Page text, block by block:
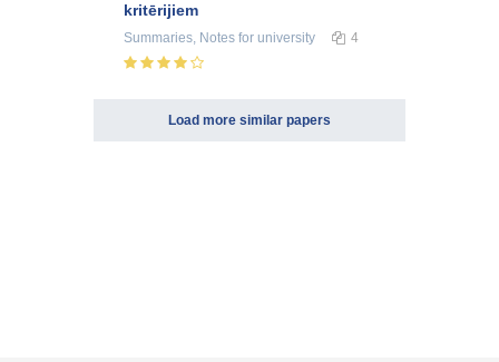
kritērijiem
Summaries, Notes for university 4
Load more similar papers